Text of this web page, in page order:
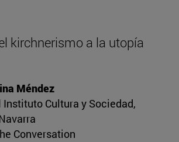
kirchnerismo a la utopía
Méndez
Cultura y Sociedad,
Conversation